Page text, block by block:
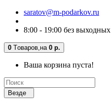
saratov@m-podarkov.ru
8:00 - 19:00 без выходных
0 Tоваров, на 0 р.
Ваша корзина пуста!
Везде